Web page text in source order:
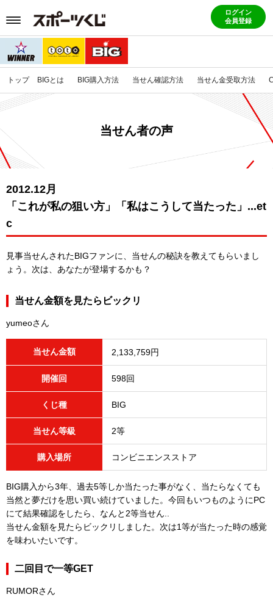
ログイン
会員登録
トップ BIGとは BIG購入方法 当せん確認方法 当せん金受取方法
当せん者の声
2012.12月
「これが私の狙い方」「私はこうして当たった」...et
c
見事当せんされたBIGファンに、当せんの秘訣を教えてもらいまし
ょう。 次は、あなたが登場するかも？
当せん金額を見たらビックリ
yumeoさん
当せん金額 2,133,759円
開催回 598回
くじ種 BIG
当せん等級 2等
購入場所 コンビニエンスストア
BIG購入から3年、過去5等しか当たった事がなく、当たらなくても
当然と夢だけを思い買い続けていました。今回もいつものようにPC
にて結果確認をしたら、なんと2等当せん..
当せん金額を見たらビックリしました。次は1等が当たった時の感覚
を味わいたいです。
二回目で一等GET
RUMORさん